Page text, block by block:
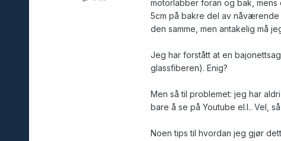
motorlabber foran og bak, mens
5cm på bakre del av
den samme, men antakelig må
Jeg har forstått at en
glassfiberen). Enig?
Men så til problemet: jeg har
bare å se på Youtube el.l.. Vel,
Noen tips til hvordan jeg gjør